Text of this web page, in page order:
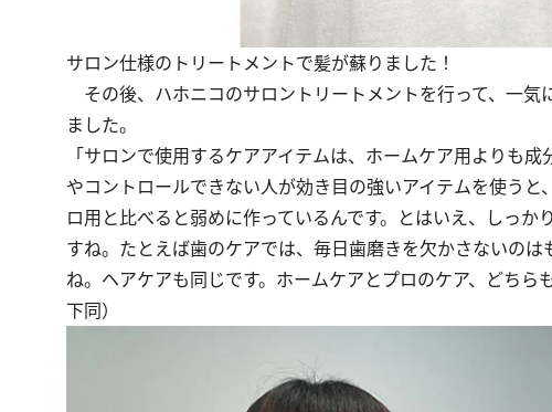
サロン仕様のトリートメントで髪が蘇りました！
その後、ハホニコのサロントリートメントを行って、一
ました。
「サロンで使用するケアアイテムは、ホームケア用よりも
やコントロールできない人が効き目の強いアイテムを使う
ロ用と比べると弱めに作っているんです。とはいえ、しっ
すね。たとえば歯のケアでは、毎日歯磨きを欠かさないの
ね。ヘアケアも同じです。ホームケアとプロのケア、どち
下同）